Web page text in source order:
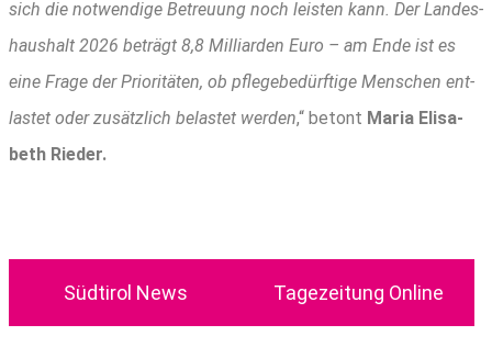
sich die not­wen­di­ge Betreu­ung noch leis­ten kann. Der Lan­des­
haus­halt 2026 beträgt 8,8 Mil­li­ar­den Euro – am Ende ist es
eine Fra­ge der Prio­ri­tä­ten, ob pfle­ge­be­dürf­ti­ge Men­schen ent­
las­tet oder zusätz­lich belas­tet wer­den,“ betont Maria Eli­sa­
beth Rieder.
Süd­ti­rol News Tage­zei­tung Online